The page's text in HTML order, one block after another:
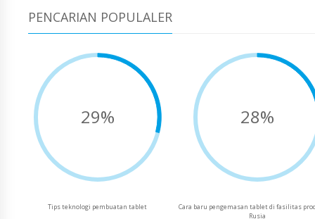
PENCARIAN POPULALER
29%
Tips teknologi pembuatan tablet
28%
Cara baru pengemasan tablet di fasilitas
Rusia